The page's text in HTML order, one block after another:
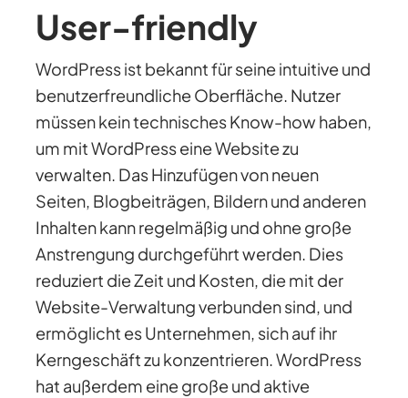
User-friendly
WordPress ist bekannt für seine intuitive und
benutzerfreundliche Oberfläche. Nutzer
müssen kein technisches Know-how haben,
um mit WordPress eine Website zu
verwalten. Das Hinzufügen von neuen
Seiten, Blogbeiträgen, Bildern und anderen
Inhalten kann regelmäßig und ohne große
Anstrengung durchgeführt werden. Dies
reduziert die Zeit und Kosten, die mit der
Website-Verwaltung verbunden sind, und
ermöglicht es Unternehmen, sich auf ihr
Kerngeschäft zu konzentrieren. WordPress
hat außerdem eine große und aktive